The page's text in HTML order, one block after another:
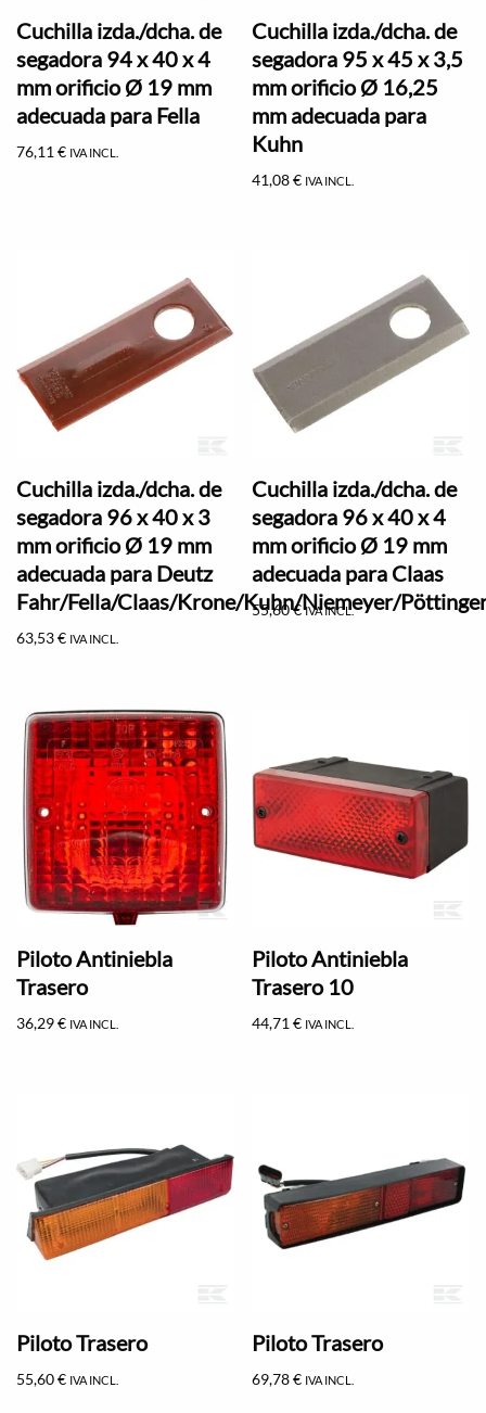
Cuchilla izda./dcha. de
segadora 94 x 40 x 4
mm orificio Ø 19 mm
adecuada para Fella
76,11 € IVA INCL.
Cuchilla izda./dcha. de
segadora 95 x 45 x 3,5
mm orificio Ø 16,25
mm adecuada para
Kuhn
41,08€ IVA INCL.
Cuchilla izda./dcha. de
segadora 96 x 40 x 3
mm orificio Ø 19 mm
adecuada para Deutz
Fahr/Fella/Claas/Krone/Kuhn/Niemeyer/
63,53€ IVA INCL.
Cuchilla izda./dcha. de
segadora 96 x 40 x 4
mm orificio Ø 19 mm
adecuada para Claas
55,60€ IVA INCL.
Piloto Antiniebla
Trasero
36,29€ IVA INCL.
Piloto Antiniebla
Trasero 10
44,71€ IVA INCL.
Piloto Trasero
55,60€ IVA INCL.
Piloto Trasero
69,78€ IVA INCL.